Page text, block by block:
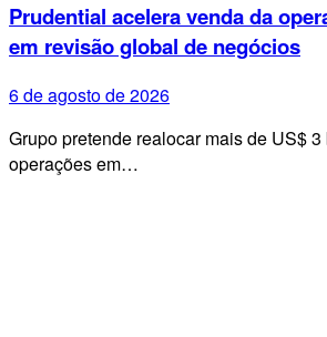
Prudential acelera venda da
em revisão global de negócios
6 de agosto de 2026
Grupo pretende realocar mais de US$
operações em…